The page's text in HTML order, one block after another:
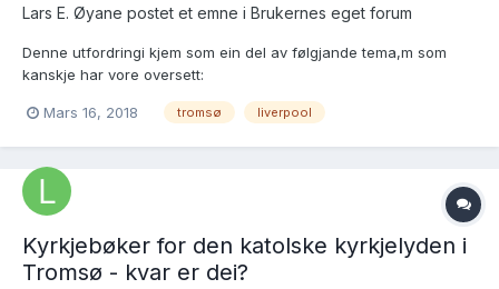
Lars E. Øyane postet et emne i Brukernes eget forum
Denne utfordringi kjem som ein del av følgjande tema,m som
kanskje har vore oversett:
høgi-fødd-i-hafslo-1831-gift-med-zacharias-andersson-frå-røst-
kvar-vart-det-av-dei-tro...
Mars 16, 2018 tromsø liverpool
Kyrkjebøker for den katolske kyrkjelyden i
Tromsø - kvar er dei?